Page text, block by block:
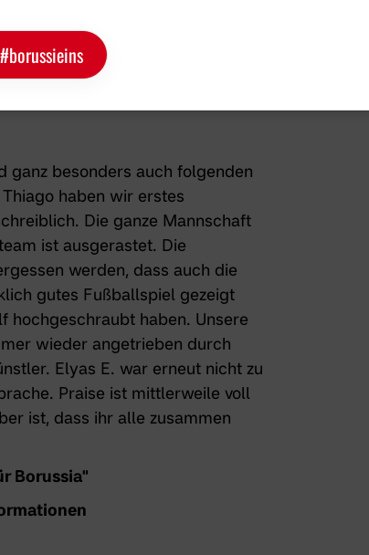
ganz besonders auch folgenden
haben wir erstes
Die ganze Mannschaft
ist ausgerastet. Die
werden, dass auch die
gutes Fußballspiel gezeigt
hochgeschraubt haben. Unsere
wieder angetrieben durch
Elyas E. war erneut nicht zu
Praise ist mittlerweile voll
ist, dass ihr alle zusammen
Borussia"